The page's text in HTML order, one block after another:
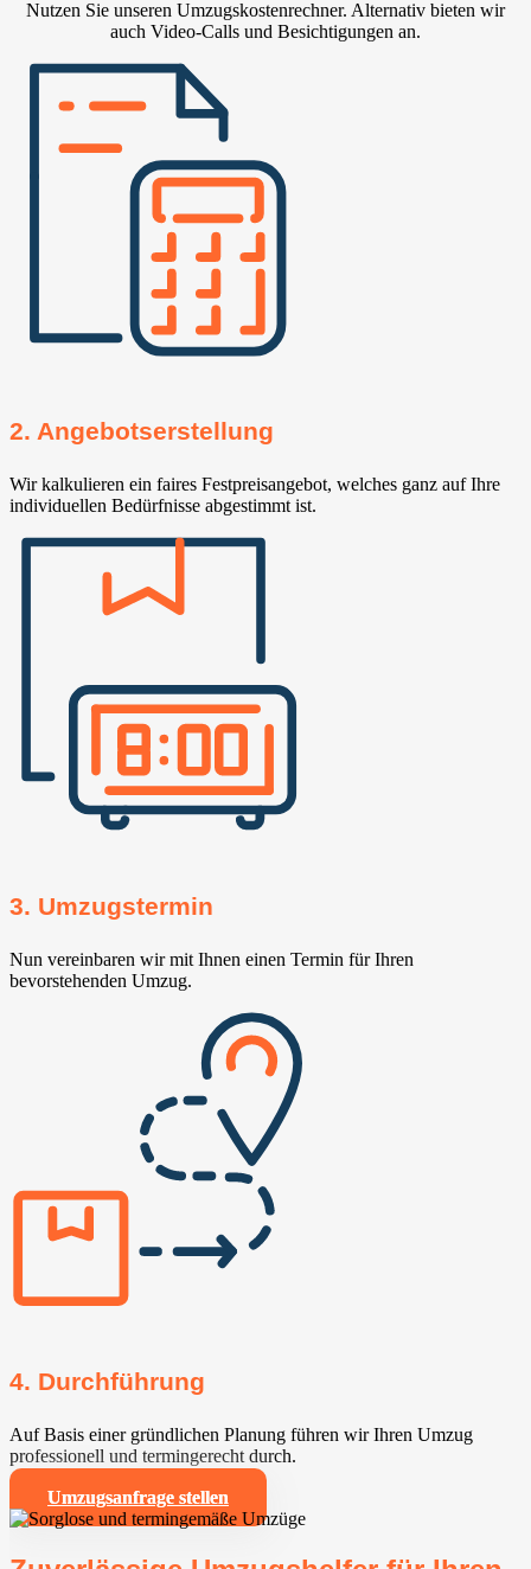
Nutzen Sie unseren Umzugskostenrechner. Alternativ bieten wir
auch Video-Calls und Besichtigungen an.
2. Angebotserstellung
Wir kalkulieren ein faires Festpreisangebot, welches ganz auf Ihre
individuellen Bedürfnisse abgestimmt ist.
3. Umzugstermin
Nun vereinbaren wir mit Ihnen einen Termin für Ihren
bevorstehenden Umzug.
4. Durchführung
Auf Basis einer gründlichen Planung führen wir Ihren Umzug
professionell und termingerecht durch.
Umzugsanfrage stellen